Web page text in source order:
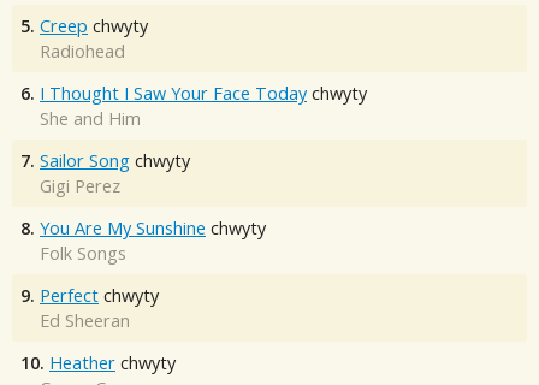
5. Creep chwyty
Radiohead
6. I Thought I Saw Your Face Today chwyty
She and Him
7. Sailor Song chwyty
Gigi Perez
8. You Are My Sunshine chwyty
Folk Songs
9. Perfect chwyty
Ed Sheeran
10. Heather chwyty